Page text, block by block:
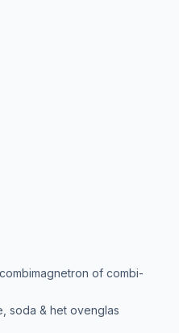
of combi-
soda & het ovenglas